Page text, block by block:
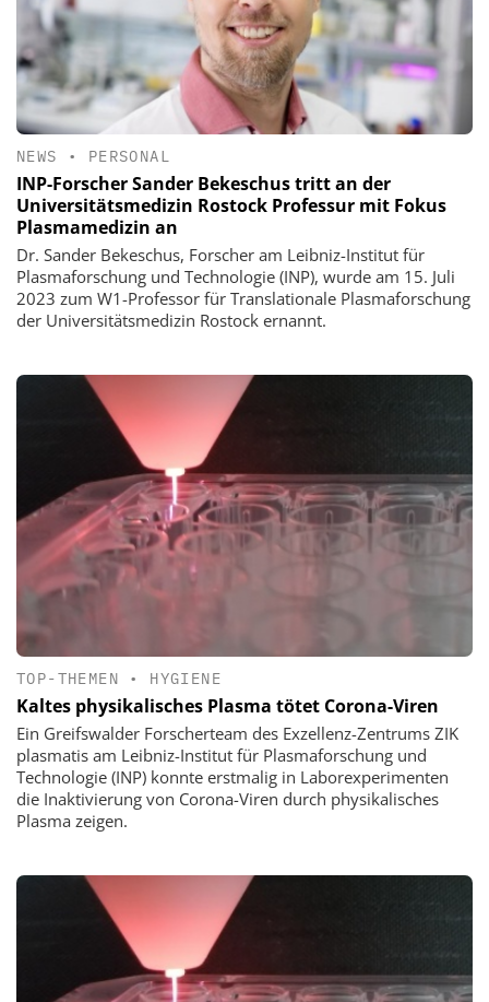
NEWS • PERSONAL
INP-Forscher Sander Bekeschus tritt an der
Universitätsmedizin Rostock Professur mit Fokus
Plasmamedizin an
Dr. Sander Bekeschus, Forscher am Leibniz-Institut für
Plasmaforschung und Technologie (INP), wurde am 15. Juli
2023 zum W1-Professor für Translationale Plasmaforschung
der Universitätsmedizin Rostock ernannt.
TOP-THEMEN • HYGIENE
Kaltes physikalisches Plasma tötet Corona-Viren
Ein Greifswalder Forscherteam des Exzellenz-Zentrums ZIK
plasmatis am Leibniz-Institut für Plasmaforschung und
Technologie (INP) konnte erstmalig in Laborexperimenten
die Inaktivierung von Corona-Viren durch physikalisches
Plasma zeigen.